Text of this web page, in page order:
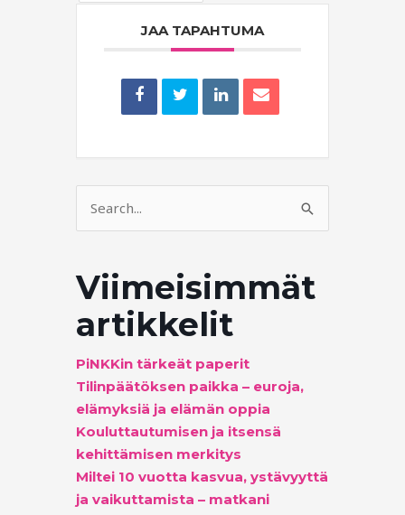
JAA TAPAHTUMA
Search
for:
Viimeisimmät
artikkelit
PiNKKin tärkeät paperit
Tilinpäätöksen paikka – euroja,
elämyksiä ja elämän oppia
Kouluttautumisen ja itsensä
kehittämisen merkitys
Miltei 10 vuotta kasvua, ystävyyttä
ja vaikuttamista – matkani